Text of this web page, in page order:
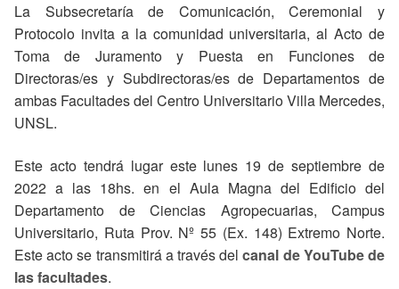
La Subsecretaría de Comunicación, Ceremonial y
Protocolo invita a la comunidad universitaria, al Acto de
Toma de Juramento y Puesta en Funciones de
Directoras/es y Subdirectoras/es de Departamentos de
ambas Facultades del Centro Universitario Villa Mercedes,
UNSL.
Este acto tendrá lugar este lunes 19 de septiembre de
2022 a las 18hs. en el Aula Magna del Edificio del
Departamento de Ciencias Agropecuarias, Campus
Universitario, Ruta Prov. Nº 55 (Ex. 148) Extremo Norte.
Este acto se transmitirá a través delcanal de YouTube de
las facultades.